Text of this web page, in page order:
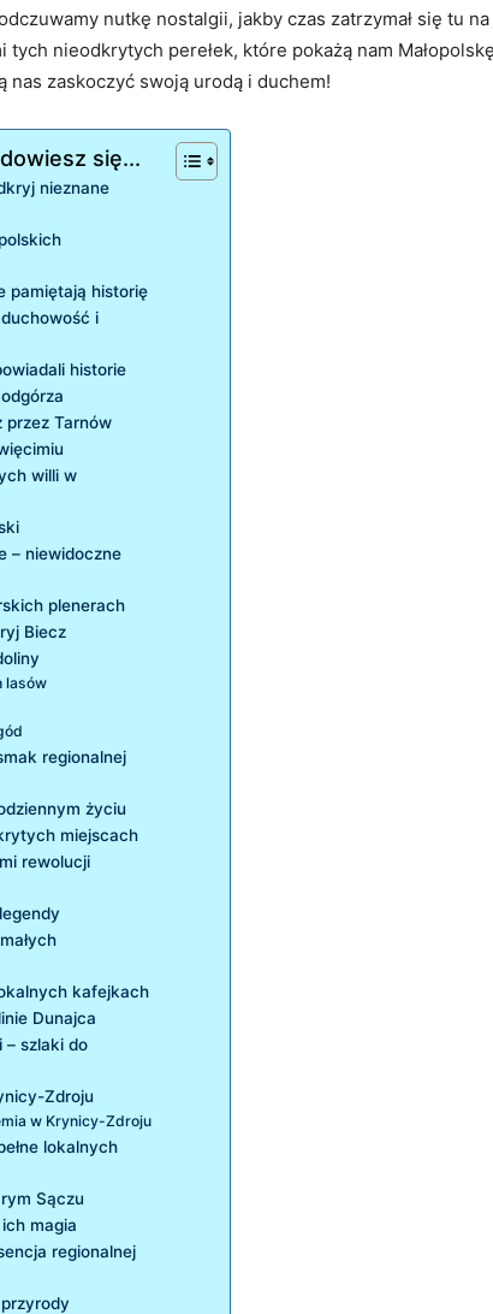
nutkę nostalgii,‍ jakby czas ⁢zatrzymał​ się tu
‍tych nieodkrytych perełek, które pokażą nam
nas zaskoczyć swoją urodą ⁣i​ duchem!
się...
nieznane
pamiętają⁤ historię
i
historie
przez Tarnów
willi⁢ w
– niewidoczne⁢
plenerach
Biecz
lasów
regionalnej
życiu
miejscach
rewolucji​
kafejkach
Dunajca
– ⁣szlaki do
Zdroju
w Krynicy-Zdroju
lokalnych
Sączu
‌magia
regionalnej